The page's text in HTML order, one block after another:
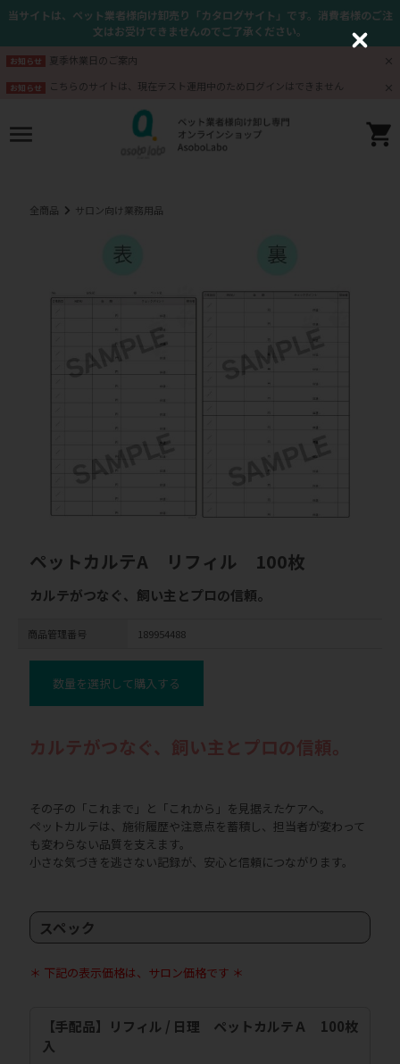
当サイトは、ペット業者様向け卸売り「カタログサイト」です。消費者様のご注
文はお受けできませんのでご了承ください。
お知らせ 夏季休業日のご案内
お知らせ こちらのサイトは、現在テスト運用中のためログインはできません
全商品 サロン向け業務用品
ペットカルテA リフィル 100枚
カルテがつなぐ、飼い主とプロの信頼。
商品管理番号 189954488
数量を選択して購入する
カルテがつなぐ、飼い主とプロの信頼。
その子の「これまで」と「これから」を見据えたケアへ。
ペットカルテは、施術履歴や注意点を蓄積し、担当者が変わって
も変わらない品質を支えます。
小さな気づきを逃さない記録が、安心と信頼につながります。
スペック
＊ 下記の表示価格は、サロン価格です ＊
【手配品】リフィル / 日理 ペットカルテＡ 100枚
入
C